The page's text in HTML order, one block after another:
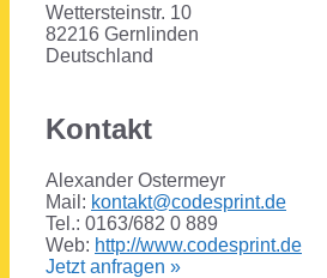
Wettersteinstr. 10
82216 Gernlinden
Deutschland
Kontakt
Alexander Ostermeyr
Mail: kontakt@codesprint.de
Tel.: 0163/682 0 889
Web: http://www.codesprint.de
Jetzt anfragen »